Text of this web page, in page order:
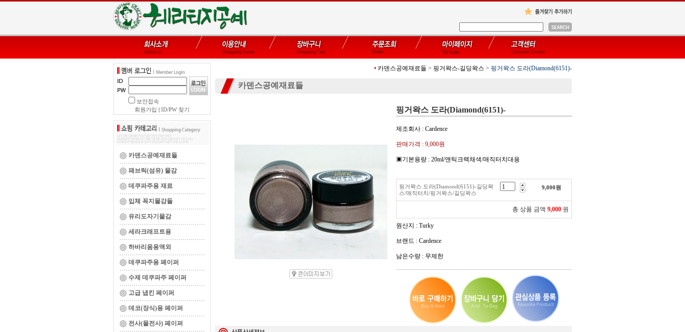
보안접속
회원가입
ID/PW 찾기
카덴스공예재료들
패브릭(섬유) 물감
데쿠파주용 재료
입체 꼭지물감들
유리도자기물감
세라크래프트용
하바리움용액외
데쿠파주용 페이퍼
수제 데쿠파주 페이퍼
고급 냅킨 페이퍼
데코(장식)용 페이퍼
전사(물전사) 페이퍼
카덴스공예재료들 > 핑거왁스-길딩왁스 > 핑거왁스 도라(Diamond(6151)-
카덴스공예재료들
핑거왁스 도라(Diamond(6151)-
제조회사 : Cardence
판매가격 : 9,000원
▣기본용량 : 20ml/앤틱크랙채색/매직터치대용
핑거왁스 도라(Diamond(6151)-길딩왁
스/매직터치/핑거왁스/길딩왁스
9,000원
총 상품 금액 9,000 원
원산지 : Turky
브랜드 : Cardence
남은수량 : 무제한